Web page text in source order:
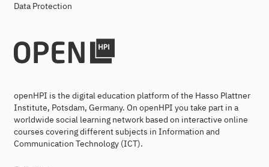
Data Protection
openHPI is the digital education platform of the Hasso Plattner
Institute, Potsdam, Germany. On openHPI you take part in a
worldwide social learning network based on interactive online
courses covering different subjects in Information and
Communication Technology (ICT).